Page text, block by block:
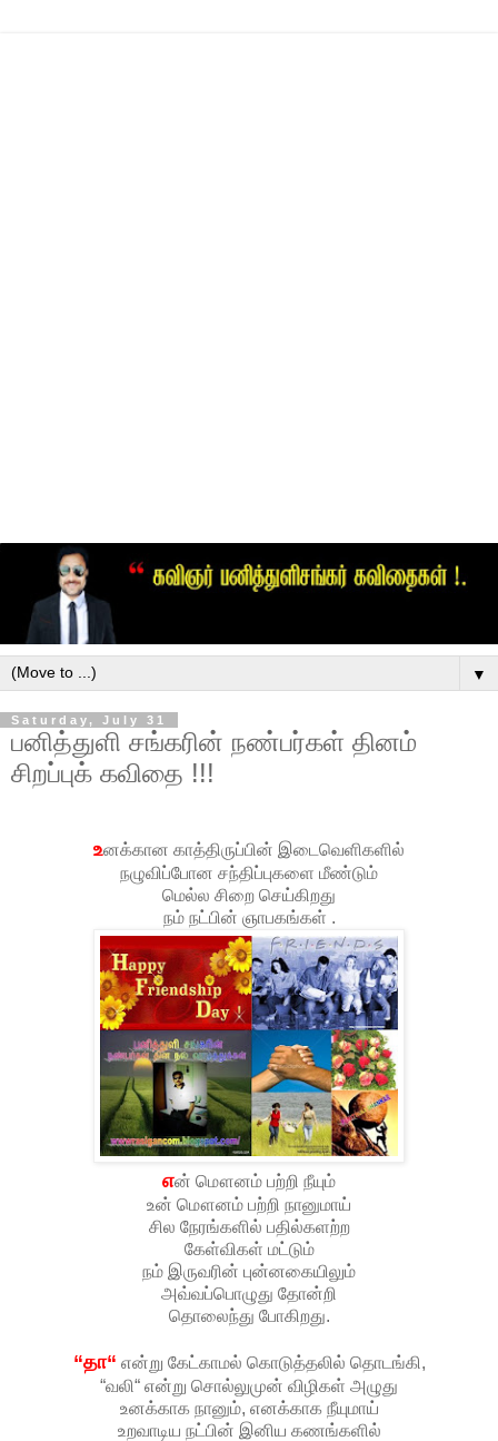
▼
Saturday, July 31
பனித்துளி சங்கரின் நண்பர்கள் தினம்
சிறப்புக் கவிதை !!!
உனக்கான காத்திருப்பின் இடைவெளிகளில்
நழுவிப்போன சந்திப்புகளை மீண்டும்
மெல்ல சிறை செய்கிறது
நம் நட்பின் ஞாபகங்கள் .
என் மௌனம் பற்றி நீயும்
உன் மௌனம் பற்றி நானுமாய்
சில நேரங்களில் பதில்களற்ற
கேள்விகள் மட்டும்
நம் இருவரின் புன்னகையிலும்
அவ்வப்பொழுது தோன்றி
தொலைந்து போகிறது.
“தா“ என்று கேட்காமல் கொடுத்தலில் தொடங்கி,
“வலி“ என்று சொல்லுமுன் விழிகள் அழுது
உனக்காக நானும், எனக்காக நீயுமாய்
உறவாடிய நட்பின் இனிய கணங்களில்